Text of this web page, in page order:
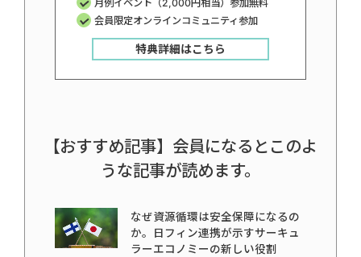
月例イベント（2,000円相当）参加無料
会員限定オンラインコミュニティ参加
特典詳細はこちら
【おすすめ記事】会員になるとこのよ
うな記事が読めます。
なぜ資源循環は安全保障になるの
か。日フィン連携が示すサーキュ
ラーエコノミーの新しい役割